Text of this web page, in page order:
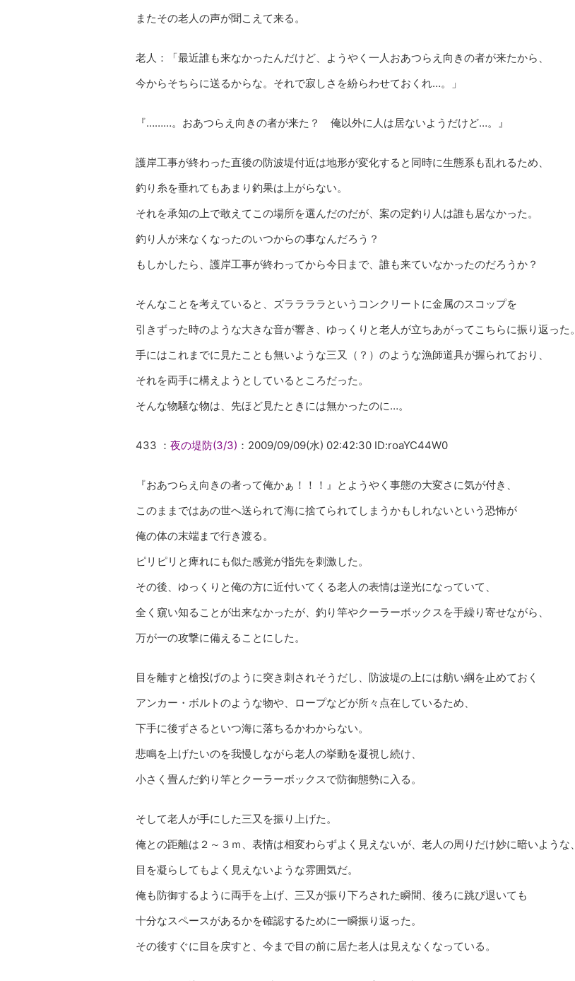
またその老人の声が聞こえて来る。
老人：「最近誰も来なかったんだけど、ようやく一人おあつらえ向きの者が来たから、
今からそちらに送るからな。それで寂しさを紛らわせておくれ…。」
『………。おあつらえ向きの者が来た？ 俺以外に人は居ないようだけど…。』
護岸工事が終わった直後の防波堤付近は地形が変化すると同時に生態系も乱れるため、
釣り糸を垂れてもあまり釣果は上がらない。
それを承知の上で敢えてこの場所を選んだのだが、案の定釣り人は誰も居なかった。
釣り人が来なくなったのいつからの事なんだろう？
もしかしたら、護岸工事が終わってから今日まで、誰も来ていなかったのだろうか？
そんなことを考えていると、ズララララというコンクリートに金属のスコップを
引きずった時のような大きな音が響き、ゆっくりと老人が立ちあがってこちらに振り返った。
手にはこれまでに見たことも無いような三又（？）のような漁師道具が握られており、
それを両手に構えようとしているところだった。
そんな物騒な物は、先ほど見たときには無かったのに…。
433 ： 夜の堤防(3/3) ：2009/09/09(水) 02:42:30 ID:roaYC44W0
『おあつらえ向きの者って俺かぁ！！！』とようやく事態の大変さに気が付き、
このままではあの世へ送られて海に捨てられてしまうかもしれないという恐怖が
俺の体の末端まで行き渡る。
ピリピリと痺れにも似た感覚が指先を刺激した。
その後、ゆっくりと俺の方に近付いてくる老人の表情は逆光になっていて、
全く窺い知ることが出来なかったが、釣り竿やクーラーボックスを手繰り寄せながら、
万が一の攻撃に備えることにした。
目を離すと槍投げのように突き刺されそうだし、防波堤の上には舫い綱を止めておく
アンカー・ボルトのような物や、ロープなどが所々点在しているため、
下手に後ずさるといつ海に落ちるかわからない。
悲鳴を上げたいのを我慢しながら老人の挙動を凝視し続け、
小さく畳んだ釣り竿とクーラーボックスで防御態勢に入る。
そして老人が手にした三又を振り上げた。
俺との距離は２～３ｍ、表情は相変わらずよく見えないが、老人の周りだけ妙に暗いような、
目を凝らしてもよく見えないような雰囲気だ。
俺も防御するように両手を上げ、三又が振り下ろされた瞬間、後ろに跳び退いても
十分なスペースがあるかを確認するために一瞬振り返った。
その後すぐに目を戻すと、今まで目の前に居た老人は見えなくなっている。